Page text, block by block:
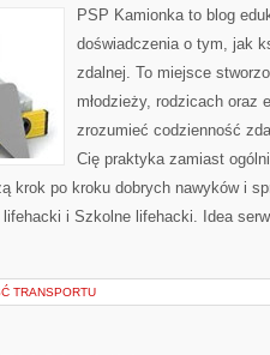
PSP Kamionka to blog
doświadczenia o tym, jak
zdalnej. To miejsce
młodzieży, rodzicach oraz
zrozumieć codzienność
Cię praktyka zamiast
krok po kroku dobrych nawyków i
lifehacki i Szkolne lifehacki. Idea
TRANSPORTU